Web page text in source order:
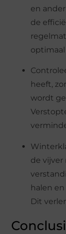
en
de
heeft,
wordt
de vijver
halen
Dit